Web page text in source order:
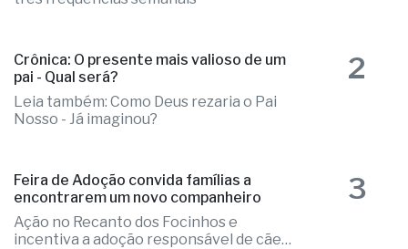
Crônica: O presente mais valioso de um
pai - Qual será?
Leia também: Como Deus rezaria o Pai
Nosso - Já imaginou?
2
Feira de Adoção convida famílias a
encontrarem um novo companheiro
Ação no Recanto dos Focinhos e
incentiva a adoção responsável de cães
3